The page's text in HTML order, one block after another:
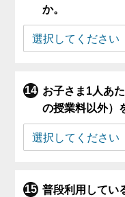
か。
お子さま1人あ
の授業料以外）
普段利用してい